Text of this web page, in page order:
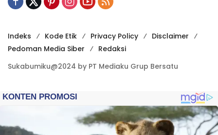
Indeks Kode Etik Privacy Policy
Disclaimer
Pedoman Media Siber
Redaksi
Sukabumiku@2024 by PT Mediaku Grup Bersatu